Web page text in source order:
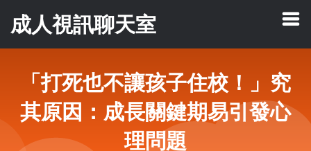
成人視訊聊天室
「打死也不讓孩子住校！」究
其原因：成長關鍵期易引發心
理問題